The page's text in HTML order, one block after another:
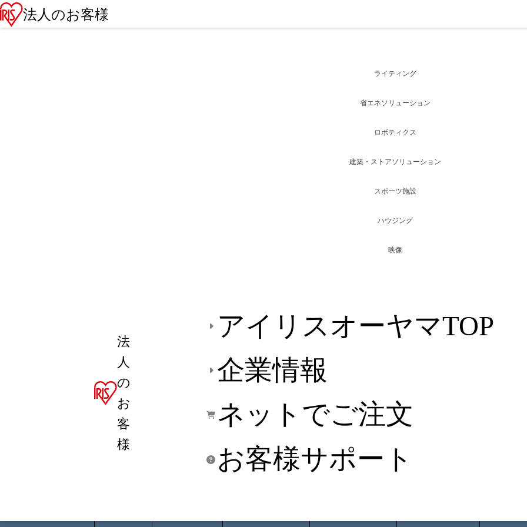
法人のお客様
法
人
の
お
客
様
アイリスオーヤマTOP
企業情報
ネットでご注文
お客様サポート
ライティング
省エネソリューション
ロボティクス
建築・ストアソリューション
スポーツ施設
ハウジング
映像